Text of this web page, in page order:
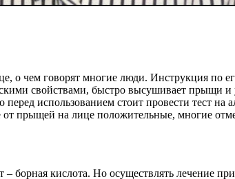
о чем говорят многие люди. Инструкция по
свойствами, быстро высушивает прыщи
использованием стоит провести тест
прыщей на лице положительные, многие
кислота. Но осуществлять лечение